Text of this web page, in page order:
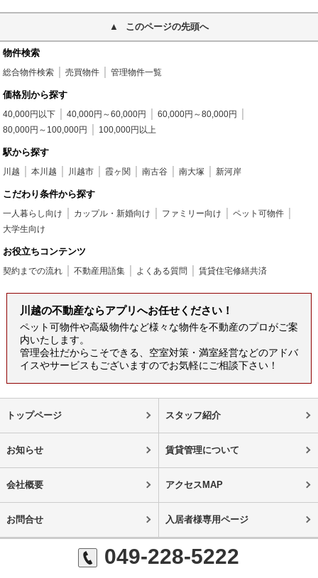
このページの先頭へ
物件検索
総合物件検索 売買物件 管理物件一覧
価格別から探す
40,000円以下 40,000円～60,000円
60,000円～80,000円
80,000円～100,000円
100,000円以上
駅から探す
川越 本川越 川越市 霞ヶ関 南古谷 南大塚 新河岸
こだわり条件から探す
一人暮らし向け カップル・新婚向け ファミリー向け
ペット可物件
大学生向け
お役立ちコンテンツ
契約までの流れ 不動産用語集 よくある質問 賃貸住宅修繕共済
川越の不動産ならアプリへお任せください！
ペット可物件や高級物件など様々な物件を不動産のプロがご案
内いたします。
管理会社だからこそできる、空室対策・満室経営などのアドバ
イスやサービスもございますのでお気軽にご相談下さい！
トップページ スタッフ紹介
お知らせ 賃貸管理について
会社概要 アクセスMAP
お問合せ 入居者様専用ページ
049-228-5222